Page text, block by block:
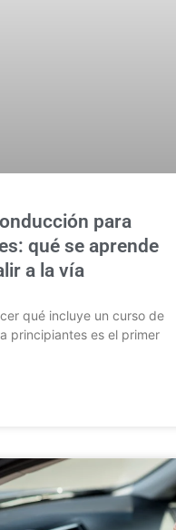
para
qué se aprende
a la vía
qué incluye un curso de
principiantes es el primer